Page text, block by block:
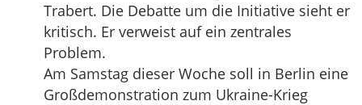
Trabert. Die Debatte um die Initiative sieht er
kritisch. Er verweist auf ein zentrales
Problem.
Am Samstag dieser Woche soll in Berlin eine
Großdemonstration zum Ukraine-Krieg